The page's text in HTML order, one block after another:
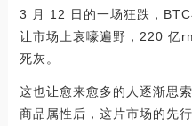
3 月 12 日的一场狂跌，
让市场上哀嚎遍野，220 亿
死灰。
这也让愈来愈多的人逐渐思
商品属性后，这片市场的先